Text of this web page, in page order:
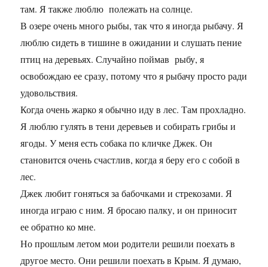
там. Я также люблю полежать на солнце.
В озере очень много рыбы, так что я иногда рыбачу. Я
люблю сидеть в тишине в ожидании и слушать пение
птиц на деревьях. Случайно поймав рыбу, я
освобождаю ее сразу, потому что я рыбачу просто ради
удовольствия.
Когда очень жарко я обычно иду в лес. Там прохладно.
Я люблю гулять в тени деревьев и собирать грибы и
ягоды. У меня есть собака по кличке Джек. Он
становится очень счастлив, когда я беру его с собой в
лес.
Джек любит гоняться за бабочками и стрекозами. Я
иногда играю с ним. Я бросаю палку, и он приносит
ее обратно ко мне.
Но прошлым летом мои родители решили поехать в
другое место. Они решили поехать в Крым. Я думаю,